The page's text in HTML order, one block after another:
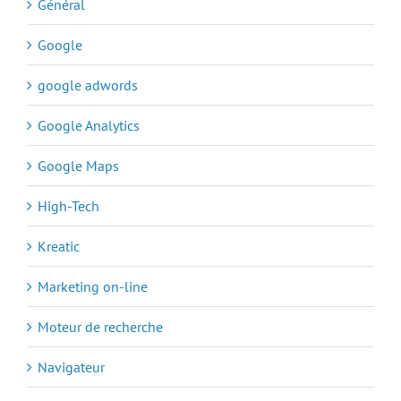
Général
Google
google adwords
Google Analytics
Google Maps
High-Tech
Kreatic
Marketing on-line
Moteur de recherche
Navigateur